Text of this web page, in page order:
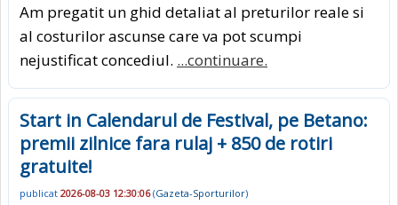
Am pregatit un ghid detaliat al preturilor reale si
al costurilor ascunse care va pot scumpi
nejustificat concediul. ...continuare.
Start in Calendarul de Festival, pe Betano:
premii zilnice fara rulaj + 850 de rotiri
gratuite!
publicat 2026-08-03 12:30:06(Gazeta-Sporturilor)